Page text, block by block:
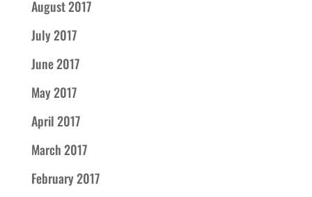
August 2017
July 2017
June 2017
May 2017
April 2017
March 2017
February 2017